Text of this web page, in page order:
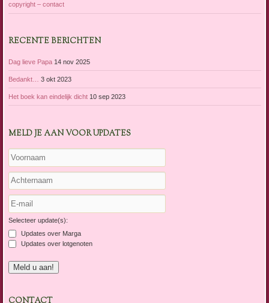
copyright – contact
RECENTE BERICHTEN
Dag lieve Papa 14 nov 2025
Bedankt… 3 okt 2023
Het boek kan eindelijk dicht 10 sep 2023
MELD JE AAN VOOR UPDATES
Selecteer update(s):
Updates over Marga
Updates over lotgenoten